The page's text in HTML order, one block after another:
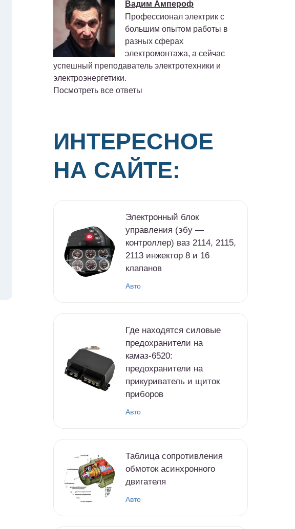
Вадим Ампероф
Профессионал электрик с
большим опытом работы в
разных сферах
электромонтажа, а сейчас
успешный преподаватель электротехники и
электроэнергетики.
Посмотреть все ответы
ИНТЕРЕСНОЕ
НА САЙТЕ:
Электронный блок
управления (эбу —
контроллер) ваз 2114, 2115,
2113 инжектор 8 и 16
клапанов
Авто
Где находятся силовые
предохранители на
камаз-6520:
предохранители на
прикуриватель и щиток
приборов
Авто
Таблица сопротивления
обмоток асинхронного
двигателя
Авто